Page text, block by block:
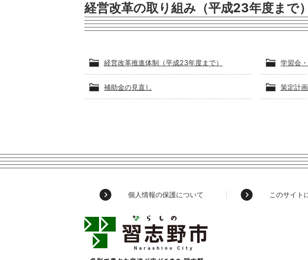
経営改革の取り組み（平成23年度まで）
経営改革推進体制（平成23年度まで） 学習会
補助金の見直し 策定計
個人情報の保護について このサイト
習
志